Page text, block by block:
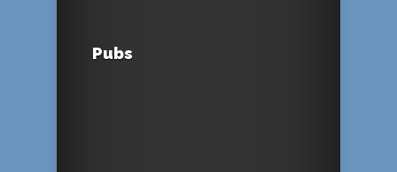
Pubs